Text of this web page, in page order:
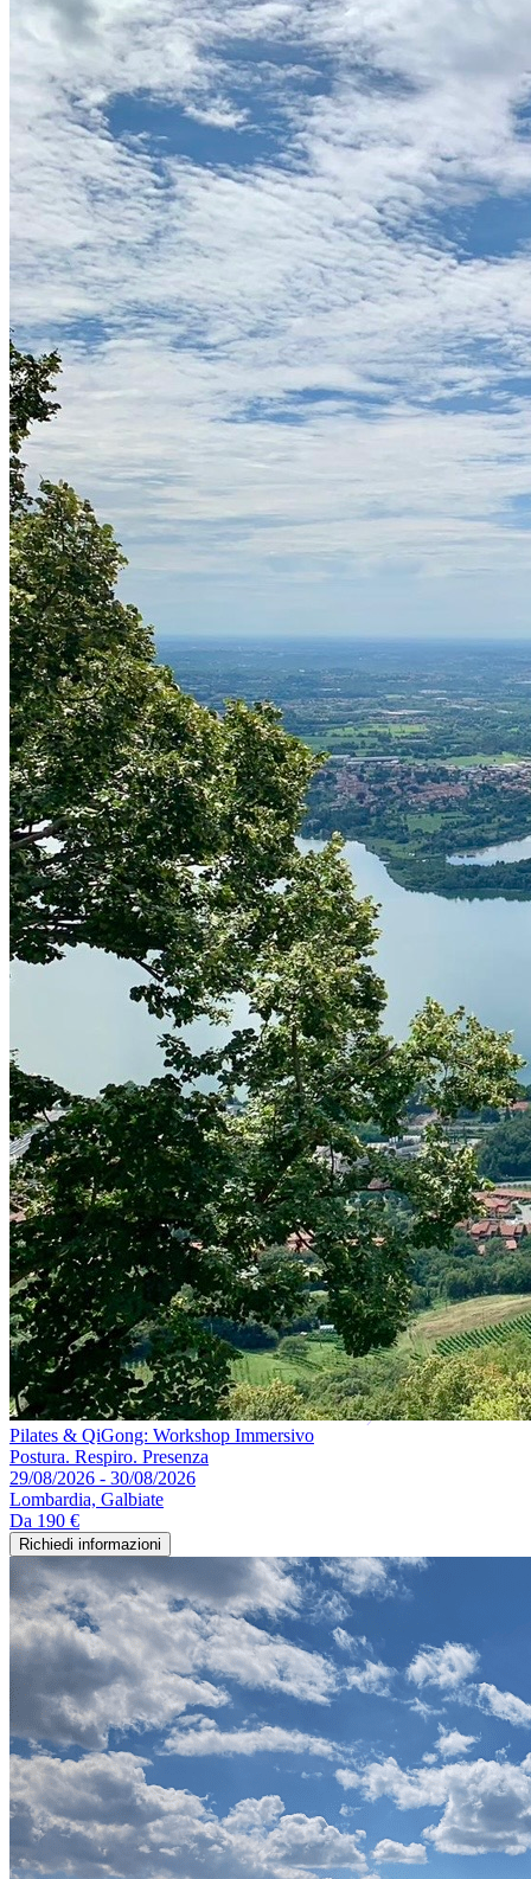
Pilates & QiGong: Workshop Immersivo
Postura. Respiro. Presenza
29/08/2026 - 30/08/2026
Lombardia, Galbiate
Da 190 €
Richiedi informazioni